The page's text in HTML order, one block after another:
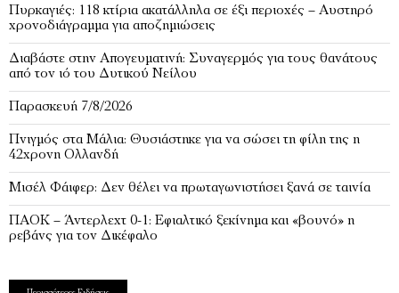
Πυρκαγιές: 118 κτίρια ακατάλληλα σε έξι περιοχές – Αυστηρό
χρονοδιάγραμμα για αποζημιώσεις
Διαβάστε στην Απογευματινή: Συναγερμός για τους θανάτους
από τον ιό του Δυτικού Νείλου
Παρασκευή 7/8/2026
Πνιγμός στα Μάλια: Θυσιάστηκε για να σώσει τη φίλη της η
42χρονη Ολλανδή
Μισέλ Φάιφερ: Δεν θέλει να πρωταγωνιστήσει ξανά σε ταινία
ΠΑΟΚ – Άντερλεχτ 0-1: Εφιαλτικό ξεκίνημα και «βουνό» η
ρεβάνς για τον Δικέφαλο